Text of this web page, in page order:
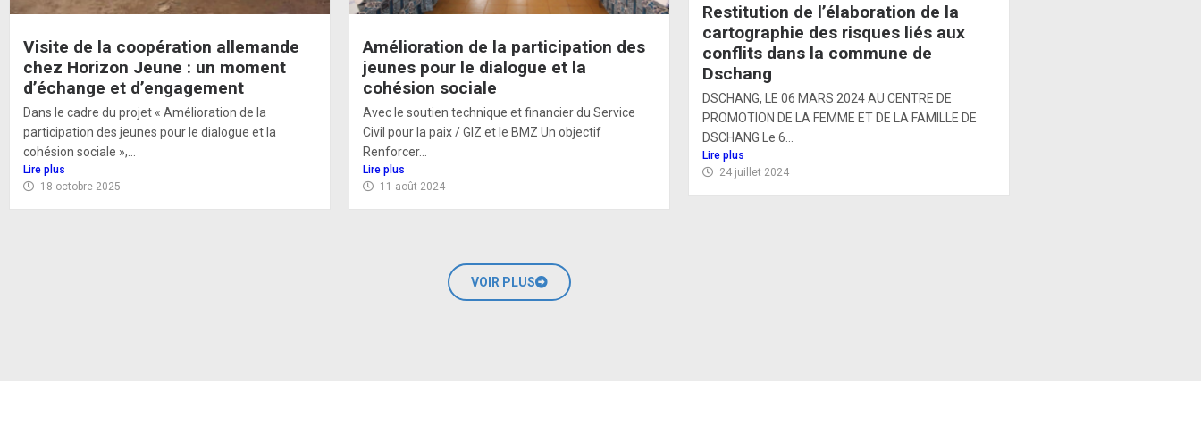
Visite de la coopération allemande
chez Horizon Jeune : un moment
d’échange et d’engagement
Dans le cadre du projet « Amélioration de la
participation des jeunes pour le dialogue et la
cohésion sociale »,...
Lire plus
18 octobre 2025
Amélioration de la participation des
jeunes pour le dialogue et la
cohésion sociale
Avec le soutien technique et financier du Service
Civil pour la paix / GIZ et le BMZ Un objectif
Renforcer...
Lire plus
11 août 2024
Restitution de l’élaboration de la
cartographie des risques liés aux
conflits dans la commune de
Dschang
DSCHANG, LE 06 MARS 2024 AU CENTRE DE
PROMOTION DE LA FEMME ET DE LA FAMILLE DE
DSCHANG Le 6...
Lire plus
24 juillet 2024
VOIR PLUS